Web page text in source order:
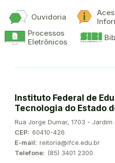
Ouvidoria
Processos
Eletrônicos
Instituto Federal de
Tecnologia do Estado
Endereço:
Rua Jorge Dumar, 1703 -
CEP: 60410-426
E-mail: reitoria@ifce.edu.br
Telefone: (85) 3401 2300